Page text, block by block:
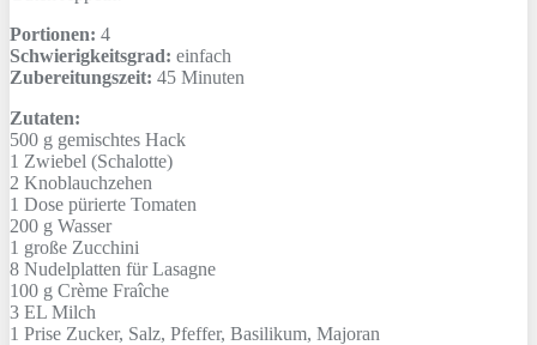
Portionen: 4
Schwierigkeitsgrad: einfach
Zubereitungszeit: 45 Minuten
Zutaten:
500 g gemischtes Hack
1 Zwiebel (Schalotte)
2 Knoblauchzehen
1 Dose pürierte Tomaten
200 g Wasser
1 große Zucchini
8 Nudelplatten für Lasagne
100 g Crème Fraîche
3 EL Milch
1 Prise Zucker, Salz, Pfeffer, Basilikum, Majoran